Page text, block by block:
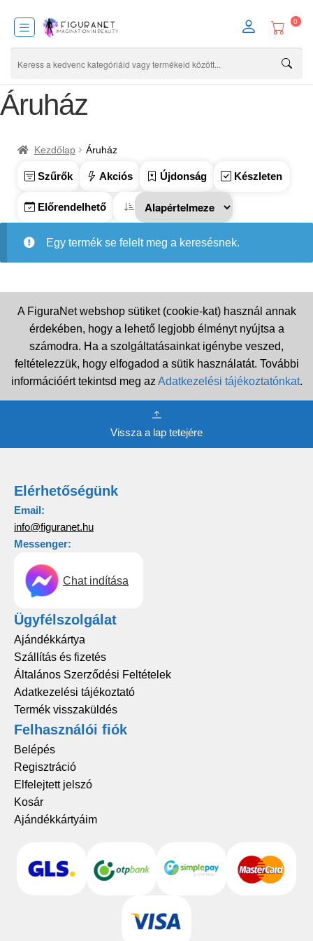
0
Áruház
Kezdőlap Áruház
Szűrők Akciós Újdonság Készleten
Előrendelhető
Egy termék se felelt meg a keresésnek.
A FiguraNet webshop sütiket (cookie-kat) használ annak
érdekében, hogy a lehető legjobb élményt nyújtsa a
számodra. Ha a szolgáltatásainkat igénybe veszed,
feltételezzük, hogy elfogadod a sütik használatát. További
információért tekintsd meg az Adatkezelési tájékoztatónkat.
Vissza a lap tetejére
Elérhetőségünk
Email:
info@figuranet.hu
Messenger:
Chat indítása
Ügyfélszolgálat
Ajándékkártya
Szállítás és fizetés
Általános Szerződési Feltételek
Adatkezelési tájékoztató
Termék visszaküldés
Felhasználói fiók
Belépés
Regisztráció
Elfelejtett jelszó
Kosár
Ajándékkártyáim